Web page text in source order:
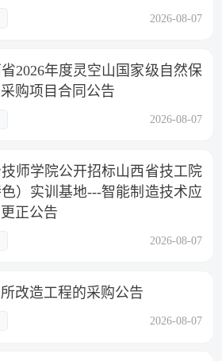
2026-08-07
省2026年度灵空山国家级自然保
购项目合同公告
2026-08-07
技师学院公开招标山西省技工院
）实训基地---智能制造技术应
正公告
2026-08-07
改造工程的采购公告
2026-08-07